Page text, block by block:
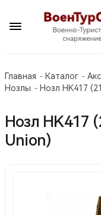
Главная Каталог
Нозлы
Нозл HK417
Нозл HK417
Union)